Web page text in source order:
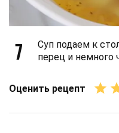
7
Суп подаем к
перец и немного
Оценить рецепт